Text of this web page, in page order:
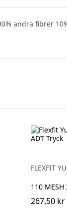
andra fibrer
FLEXFIT
110 MESH
267,50 kr